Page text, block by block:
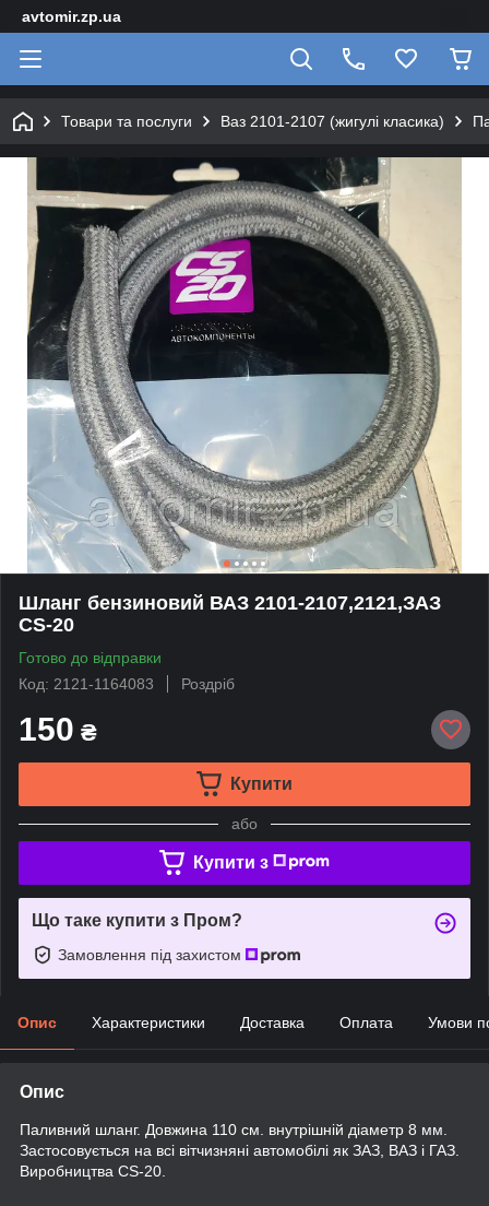
avtomir.zp.ua
Товари та послуги Ваз 2101-2107 (жигулі класика)
Шланг бензиновий ВАЗ 2101-2107,2121,ЗАЗ
CS-20
Готово до відправки
Код: 2121-1164083
Роздріб
150 ₴
Купити
або
Купити з
Що таке купити з Пром?
Замовлення під захистом
Опис Характеристики Доставка Оплата Умови
Опис
Паливний шланг. Довжина 110 см. внутрішній діаметр 8 мм.
Застосовується на всі вітчизняні автомобілі як ЗАЗ, ВАЗ і ГАЗ.
Виробництва CS-20.